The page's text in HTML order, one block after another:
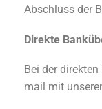
Abschluss der
Direkte
Bei der
mail mit